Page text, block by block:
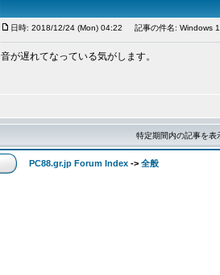
日時: 2018/12/24 (Mon) 04:22 記事の件名: Windows
音が遅れてなっている気がします。
特定期間内の記事を
PC88.gr.jp Forum Index -> 全般